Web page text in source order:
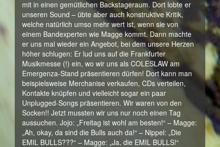
mit in einen gemütlichen Backstageraum. Dort lobte er
unseren Sound – übte aber auch konstruktive Kritik,
welche natürlich umso mehr wert ist, wenn sie von
einem Bandexperten wie Magge kommt. Dann machte
er uns mal wieder ein Angebot, bei dem unsere Herzen
höher schlugen: Er lud uns auf die Frankfurter
Musikmesse (!) ein, wo wir uns als COLESLAW am
Emergenza-Stand präsentieren dürfen! Dort kann man
beispielsweise Merchanise verkaufen, CDs verteilen,
Kontakte knüpfen und vielleicht sogar ein paar
Unplugged-Songs präsentieren. Wir waren von den
Socken!! Jetzt mussten wir uns nur noch einen Tag
aussuchen. Jojo: „Freitag ist wohl am besten!“ – Magge:
„Ah, okay, da sind die Bulls auch da!“ – Nippel: „Die
EMIL BULLS???“ – Magge: „Ja, die EMIL BULLS!“